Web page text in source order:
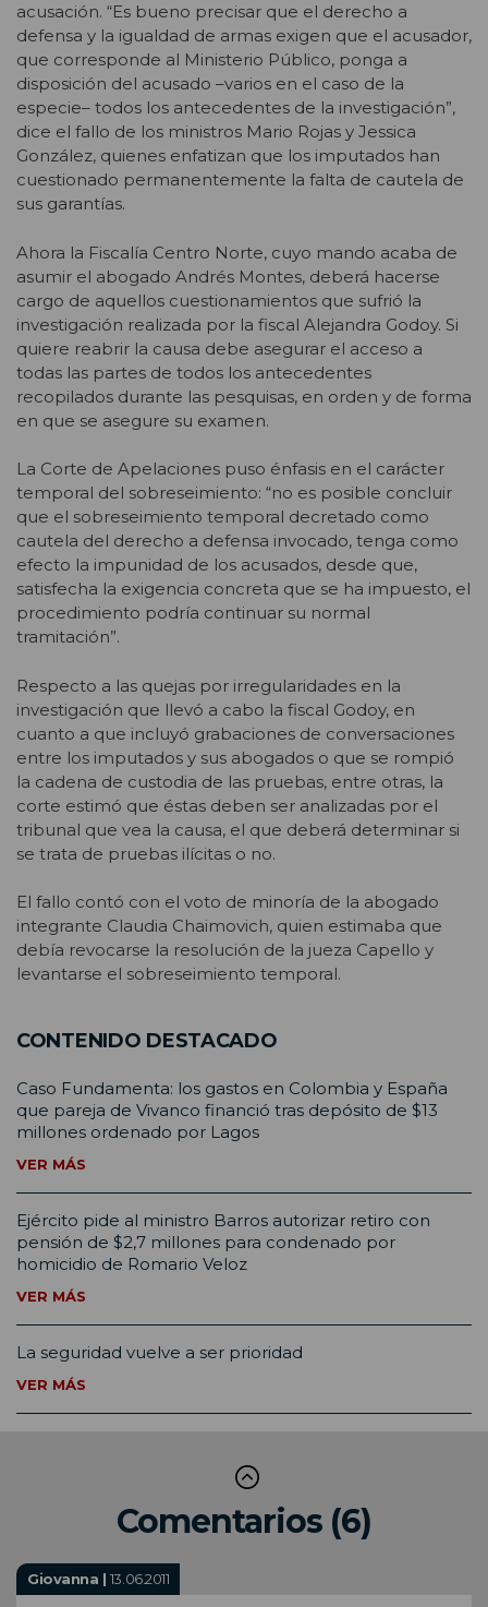
acusación. “Es bueno precisar que el derecho a
defensa y la igualdad de armas exigen que el acusador,
que corresponde al Ministerio Público, ponga a
disposición del acusado –varios en el caso de la
especie– todos los antecedentes de la investigación”,
dice el fallo de los ministros Mario Rojas y Jessica
González, quienes enfatizan que los imputados han
cuestionado permanentemente la falta de cautela de
sus garantías.
Ahora la Fiscalía Centro Norte, cuyo mando acaba de
asumir el abogado Andrés Montes, deberá hacerse
cargo de aquellos cuestionamientos que sufrió la
investigación realizada por la fiscal Alejandra Godoy. Si
quiere reabrir la causa debe asegurar el acceso a
todas las partes de todos los antecedentes
recopilados durante las pesquisas, en orden y de forma
en que se asegure su examen.
La Corte de Apelaciones puso énfasis en el carácter
temporal del sobreseimiento: “no es posible concluir
que el sobreseimiento temporal decretado como
cautela del derecho a defensa invocado, tenga como
efecto la impunidad de los acusados, desde que,
satisfecha la exigencia concreta que se ha impuesto, el
procedimiento podría continuar su normal
tramitación”.
Respecto a las quejas por irregularidades en la
investigación que llevó a cabo la fiscal Godoy, en
cuanto a que incluyó grabaciones de conversaciones
entre los imputados y sus abogados o que se rompió
la cadena de custodia de las pruebas, entre otras, la
corte estimó que éstas deben ser analizadas por el
tribunal que vea la causa, el que deberá determinar si
se trata de pruebas ilícitas o no.
El fallo contó con el voto de minoría de la abogado
integrante Claudia Chaimovich, quien estimaba que
debía revocarse la resolución de la jueza Capello y
levantarse el sobreseimiento temporal.
CONTENIDO DESTACADO
Caso Fundamenta: los gastos en Colombia y España
que pareja de Vivanco financió tras depósito de $13
millones ordenado por Lagos
VER MÁS
Ejército pide al ministro Barros autorizar retiro con
pensión de $2,7 millones para condenado por
homicidio de Romario Veloz
VER MÁS
La seguridad vuelve a ser prioridad
VER MÁS
Comentarios (6)
Giovanna | 13.06.2011